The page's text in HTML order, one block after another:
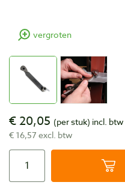
vergroten
€ 20,05 (per stuk) incl. btw
€ 16,57 excl. btw